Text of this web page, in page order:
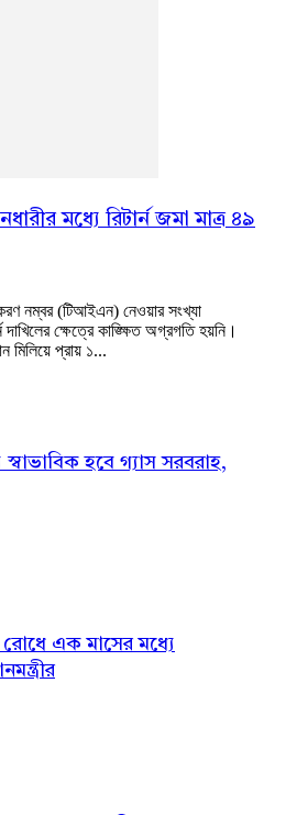
মধ্যে রিটার্ন জমা মাত্র ৪৯
নম্বর (টিআইএন) নেওয়ার সংখ্যা
দাখিলের ক্ষেত্রে কাঙ্ক্ষিত অগ্রগতি হয়নি।
মিলিয়ে প্রায় ১...
হবে গ্যাস সরবরাহ,
রোধে এক মাসের মধ্যে